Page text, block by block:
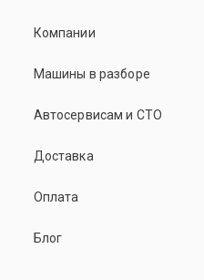
Компании
Машины в разборе
Автосервисам и СТО
Доставка
Оплата
Блог